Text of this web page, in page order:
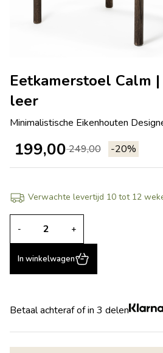
Eetkamerstoel Calm
leer
Minimalistische Eikenhouten
-20%
249,00
199,00
Verwachte levertijd 10 tot 12
- +
In winkelwagen
Betaal achteraf of in 3 delen